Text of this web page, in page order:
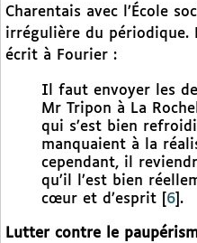
Charentais avec l’École
irrégulière du périodique.
écrit à Fourier :
Il faut envoyer les
Mr Tripon à La
qui s’est bien
manquaient à la
cependant, il
qu’il l’est bien
cœur et d’esprit
6 .
Lutter contre le